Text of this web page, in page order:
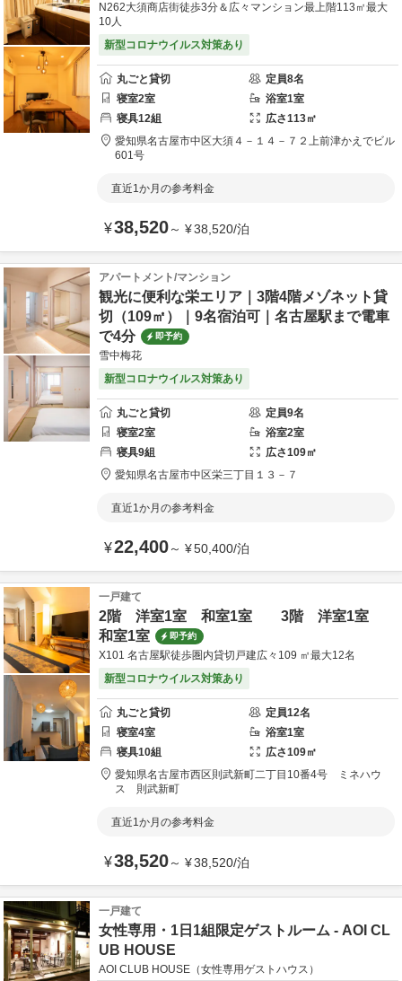
N262大須商店街徒歩3分＆広々マンション最上階113㎡最大
10人
新型コロナウイルス対策あり
丸ごと貸切 定員8名
寝室2室 浴室1室
寝具12組 広さ113㎡
愛知県名古屋市中区大須４－１４－７２ 上前津かえでビル
601号
直近1か月の参考料金
¥38,520～ ¥38,520/泊
アパートメント/マンション
観光に便利な栄エリア｜3階4階メゾネット貸
切（109㎡）｜9名宿泊可｜名古屋駅まで電車
で4分
即予約
雪中梅花
新型コロナウイルス対策あり
丸ごと貸切 定員9名
寝室2室 浴室2室
寝具9組 広さ109㎡
愛知県名古屋市中区栄三丁目１３－７
直近1か月の参考料金
¥22,400～ ¥50,400/泊
一戸建て
2階 洋室1室 和室1室 3階 洋室1室
和室1室
即予約
X101 名古屋駅徒歩圏内貸切戸建広々109 ㎡最大12名
新型コロナウイルス対策あり
丸ごと貸切 定員12名
寝室4室 浴室1室
寝具10組 広さ109㎡
愛知県名古屋市西区則武新町二丁目10番4号 ミネハウ
ス 則武新町
直近1か月の参考料金
¥38,520～ ¥38,520/泊
一戸建て
女性専用・1日1組限定ゲストルーム - AOI CL
UB HOUSE
AOI CLUB HOUSE（女性専用ゲストハウス）